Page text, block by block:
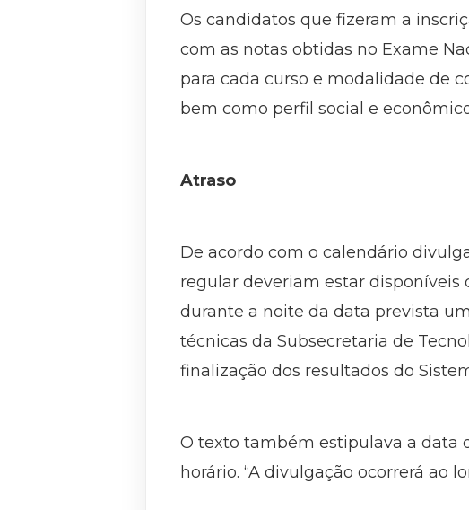
Os candidatos que fizeram a
com as notas obtidas no Exame
para cada curso e modalidade de
bem como perfil social e
Atraso
De acordo com o calendário
regular deveriam estar disponíveis
durante a noite da data prevista
técnicas da Subsecretaria de
finalização dos resultados do
O texto também estipulava a data
horário. “A divulgação ocorrerá ao